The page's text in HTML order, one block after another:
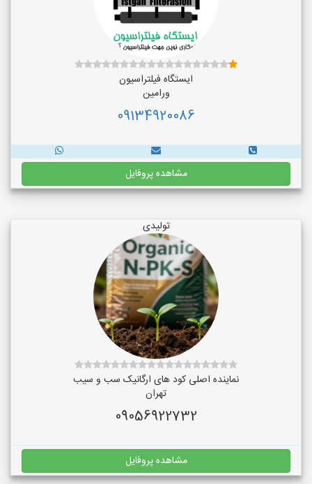
ایستگاه فیلتراسیون
ورامین
09134920086
مشاهده پروفایل
تولیدی
نماینده اصلی کود های ارگانیک سب و سیب
تهران
09056922732
مشاهده پروفایل